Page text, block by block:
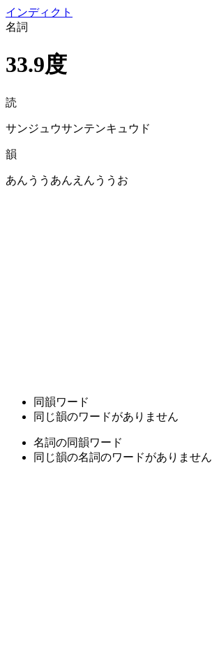
インディクト
名詞
33.9度
読
サンジュウサンテンキュウド
韻
あんううあんえんううお
同韻ワード
同じ韻のワードがありません
名詞の同韻ワード
同じ韻の名詞のワードがありません